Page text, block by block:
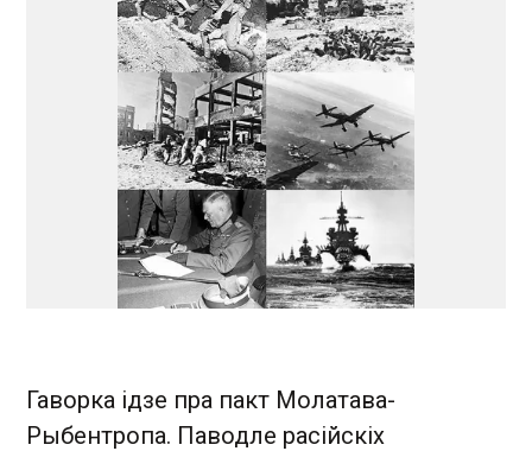
Гаворка ідзе пра пакт Молатава-
Рыбентропа. Паводле расійскіх